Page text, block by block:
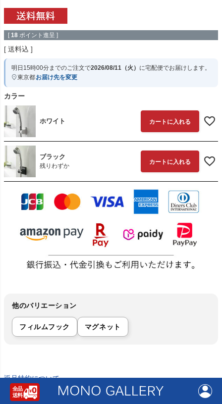
[ 18 ポイント進呈 ]
送料込
明日 15時00分までのご注文で2026/08/11（火） に宅配便でお届けします。
東京都お届け先を変更
カラー
ホワイト カートに入れる
ブラック
残りわずか
カートに入れる
他のバリエーション
フィルムフック マグネット
返品特約について
商品についてのお問い合わせ